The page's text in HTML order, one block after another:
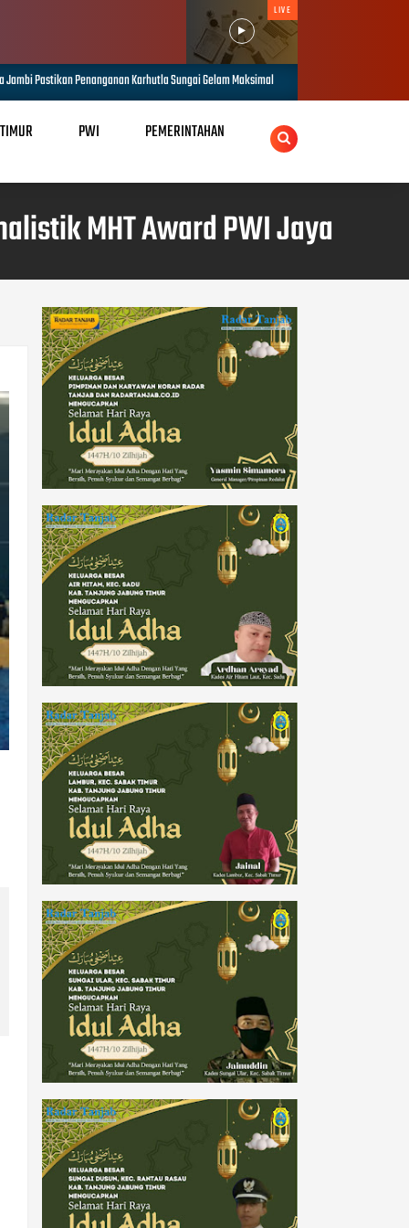
LIVE
Sungai Gelam Maksimal AUG 08, 2026 1.848 Personel Gabungan
PWI PEMERINTAHAN
MHT Award PWI Jaya